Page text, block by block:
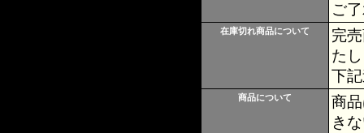
ご
在庫切れ商品について
完
た
下
商品について
商
き